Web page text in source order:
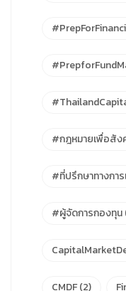
#กฎหมายเพื่อสัง
#ที่ปรึกษาทางการ
#ผู้จัดการกองทุน
CMDF(2)